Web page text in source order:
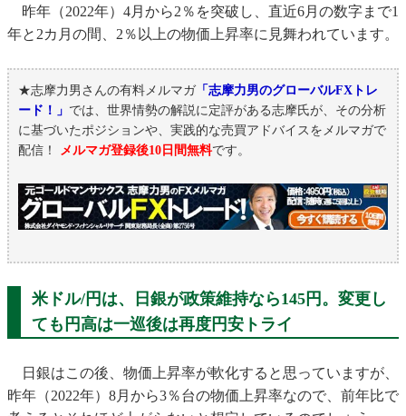
昨年（2022年）4月から2％を突破し、直近6月の数字まで1
年と2カ月の間、2％以上の物価上昇率に見舞われています。
★志摩力男さんの有料メルマガ「志摩力男のグローバルFXトレ
ード！」 では、世界情勢の解説に定評がある志摩氏が、その分析
に基づいたポジションや、実践的な売買アドバイスをメルマガで
配信！
メルマガ登録後10日間無料です。
米ドル/円は、日銀が政策維持なら145円。変更し
ても円高は一巡後は再度円安トライ
日銀はこの後、物価上昇率が軟化すると思っていますが、
昨年（2022年）8月から3％台の物価上昇率なので、前年比で